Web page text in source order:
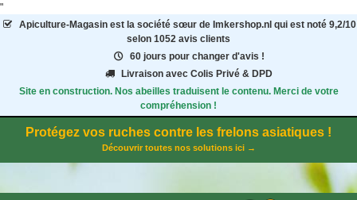
"
Apiculture-Magasinest la société sœur de Imkershop.nl qui est noté 9,2/10
selon 1052 avis clients
60 jours pour changer d'avis !
Livraison avec Colis Privé & DPD
Site en construction. Nos abeilles traduisent le contenu. Merci de votre
compréhension !
Protégez vos ruches contre les frelons asiatiques !
Découvrir toutes nos solutions ici →